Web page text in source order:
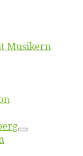
Musikern